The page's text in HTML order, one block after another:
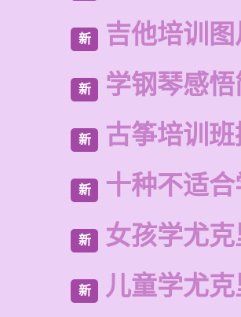
新 吉他培训
新 学钢琴感
新 古筝培训
新 十种不适
新 女孩学尤
新 儿童学尤克